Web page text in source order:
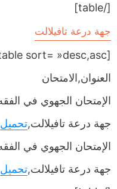
[/table]
جهة درعة تافيلالت
[table sort= »desc,asc »]
العنوان,الامتحان
جهة درعة تافيلالت,تحميل
جهة درعة تافيلالت,تحميل